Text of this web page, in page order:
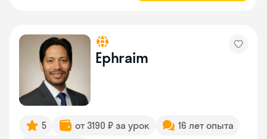
Ephraim
5 от 3190 ₽ за урок
16 лет опыта